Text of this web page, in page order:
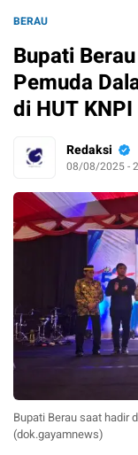
BERAU
Bupati
Pemuda
di HUT KNPI
Redaksi
08/08/2025 -
Bupati Berau saat hadir
(dok.gayamnews)